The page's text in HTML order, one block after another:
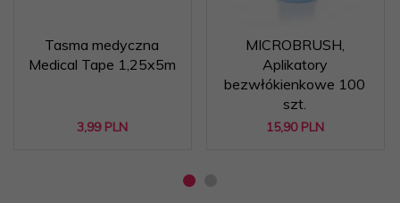
Tasma medyczna
Medical Tape 1,25x5m
3,99 PLN
MICROBRUSH,
Aplikatory
bezwłókienkowe 100
szt.
15,90 PLN